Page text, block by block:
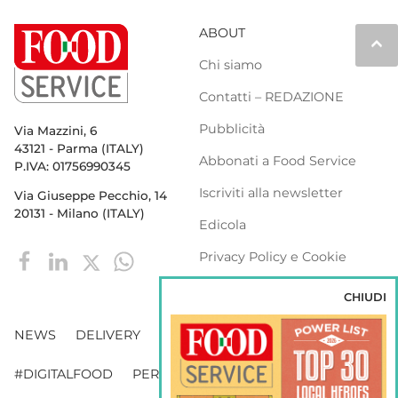
keyboard_arrow_up
Via Mazzini, 6
43121 - Parma (ITALY)
P.IVA: 01756990345
Via Giuseppe Pecchio, 14
20131 - Milano (ITALY)
ABOUT
Chi siamo
Contatti – REDAZIONE
Pubblicità
Abbonati a Food Service
Iscriviti alla newsletter
Edicola
Privacy Policy e Cookie
NEWS DELIVERY DISTRIBUZIONE
#DIGITALFOOD PERSONE WEBINAR VENDING
CHIUDI